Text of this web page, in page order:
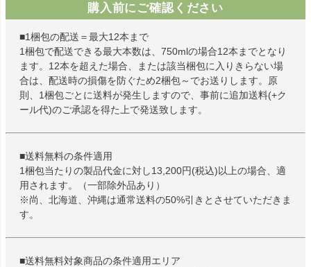
購入前にご確認ください
■1梱包の配送＝最大12本まで
1梱包で配送できる最大本数は、750mlの場合12本までとなり
ます。12本を超えた場合、または該当梱包に入りきらない場
合は、配送時の損傷を防ぐため2梱包～でお送りします。原
則、1梱包ごとに送料が発生しますので、事前に追加送料(+ク
ール代)のご承認を得た上で発送致します。
■送料無料の条件適用
1梱包当たりの製品代金に対し13,200円(税込)以上の場合、適
用されます。（一部除外品あり）
※尚、北海道、沖縄は通常送料の50%引きとさせていただきま
す。
■送料無料対象商品の条件適用エリア